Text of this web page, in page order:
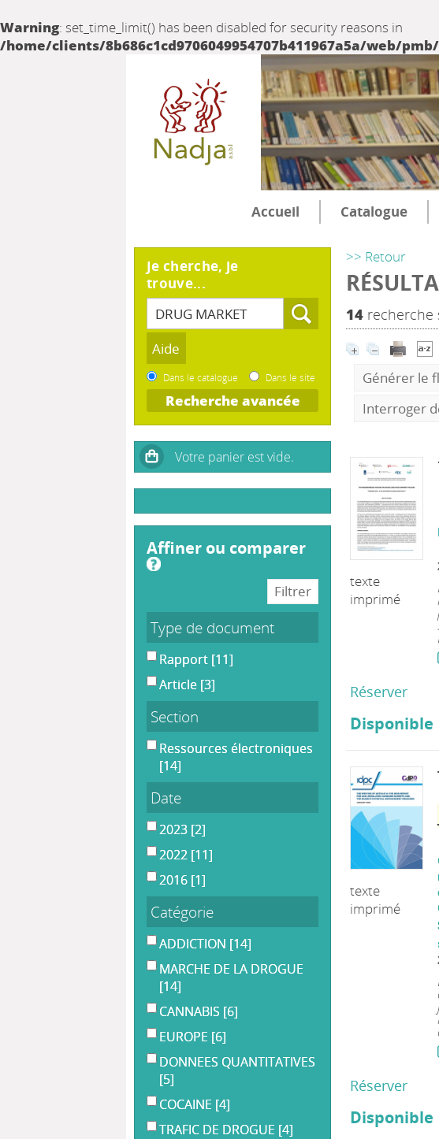
Warning: set_time_limit() has been disabled for security reasons in
/home/clients/8b686c1cd9706049954707b411967a5a/web/
Accueil Catalogue
>> Retour
14 recherche
Générer le
Interroger
texte
imprimé
Réserver
Disponible
texte
imprimé
Réserver
Disponible
Je cherche, je
trouve...
Dans le catalogue Dans le site
Recherche avancée
affiner ou comparer
Type de document
Rapport [11]
Article [3]
Section
Ressources électroniques
[14]
Date
2023 [2]
2022 [11]
2016 [1]
Catégorie
ADDICTION [14]
MARCHE DE LA DROGUE
[14]
CANNABIS [6]
EUROPE [6]
DONNEES QUANTITATIVES
[5]
COCAINE [4]
TRAFIC DE DROGUE [4]